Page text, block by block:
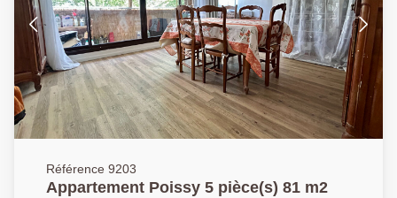
Référence 9203
Appartement Poissy 5 pièce(s) 81 m2